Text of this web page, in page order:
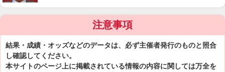
注意事項
結果・成績・オッズなどのデータは、必ず主催者発行のものと照合
し確認してください。
本サイトのページ上に掲載されている情報の内容に関しては万全を